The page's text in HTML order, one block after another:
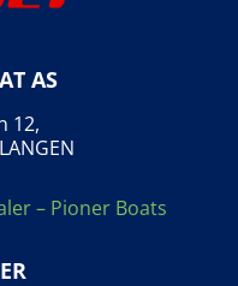
AS
12,
– Pioner Boats